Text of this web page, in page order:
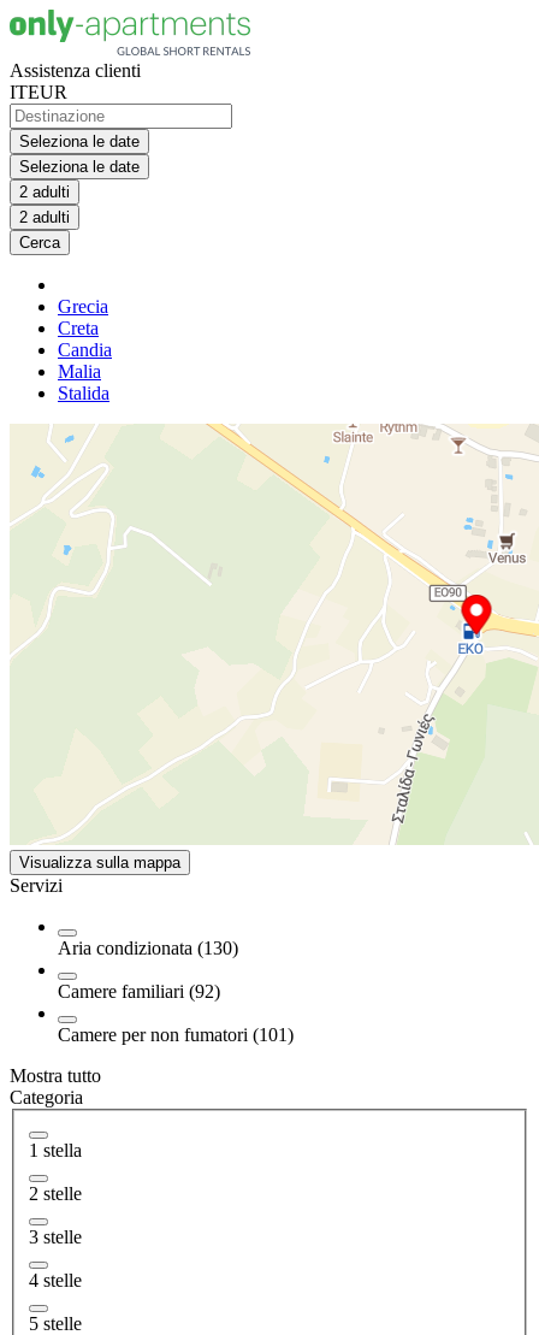
Assistenza clienti
ITEUR
Seleziona le date
Seleziona le date
2 adulti
2 adulti
Cerca
Grecia
Creta
Candia
Malia
Stalida
Visualizza sulla mappa
Servizi
Aria condizionata (130)
Camere familiari (92)
Camere per non fumatori (101)
Mostra tutto
Categoria
1 stella
2 stelle
3 stelle
4 stelle
5 stelle